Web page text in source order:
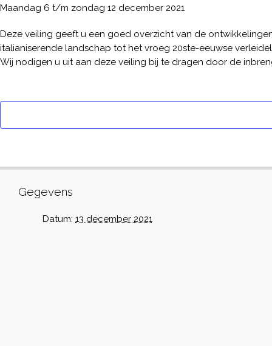
Maandag 6 t/m zondag 12 december 2021
Deze veiling geeft u een goed overzicht van de
italianiserende landschap tot het vroeg 20ste-eeuwse
Wij nodigen u uit aan deze veiling bij te dragen door de
Gegevens
Datum: 13 december 2021